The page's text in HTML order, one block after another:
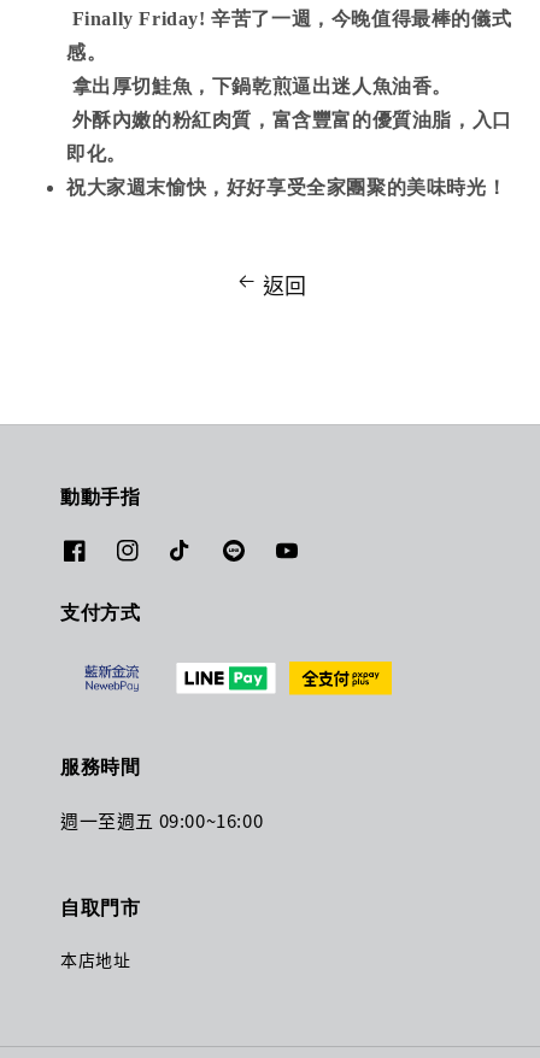
Finally Friday! 辛苦了一週，今晚值得最棒的儀式
感。
拿出厚切鮭魚，下鍋乾煎逼出迷人魚油香。
外酥內嫩的粉紅肉質，富含豐富的優質油脂，入口
即化。
祝大家週末愉快，好好享受全家團聚的美味時光！
返回
動動手指
支付方式
服務時間
週一至週五 09:00~16:00
自取門市
本店地址